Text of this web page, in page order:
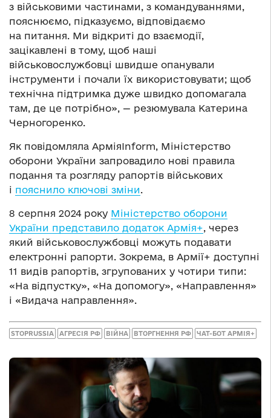
з військовими частинами, з командуваннями,
пояснюємо, підказуємо, відповідаємо
на питання. Ми відкриті до взаємодії,
зацікавлені в тому, щоб наші
військовослужбовці швидше опанували
інструменти і почали їх використовувати; щоб
технічна підтримка дуже швидко допомагала
там, де це потрібно», — резюмувала Катерина
Черногоренко.
Як повідомляла АрміяInform, Міністерство
оборони України запровадило нові правила
подання та розгляду рапортів військових
і пояснило ключові зміни.
8 серпня 2024 року Міністерство оборони
України представило додаток Армія+, через
який військовослужбовці можуть подавати
електронні рапорти. Зокрема, в Армії+ доступні
11 видів рапортів, згрупованих у чотири типи:
«На відпустку», «На допомогу», «Направлення»
і «Видача направлення».
STOPRUSSIA АГРЕСІЯ РФ ВІЙНА ВТОРГНЕННЯ РФ ЧАТ-БОТ АРМІЯ+